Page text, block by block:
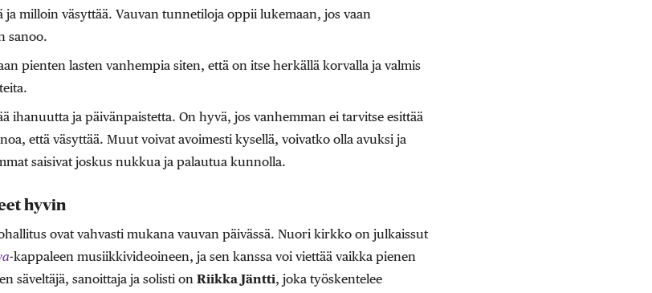
milloin väsyttää. Vauvan tunnetiloja oppii lukemaan, jos vaan
sanoo.
pienten lasten vanhempia siten, että on itse herkällä korvalla ja valmis
ihanuutta ja päivänpaistetta. On hyvä, jos vanhemman ei tarvitse esittää
että väsyttää. Muut voivat avoimesti kysellä, voivatko olla avuksi ja
saisivat joskus nukkua ja palautua kunnolla.
hyvin
ovat vahvasti mukana vauvan päivässä. Nuori kirkko on julkaissut
-kappaleen musiikkivideoineen, ja sen kanssa voi viettää vaikka pienen
säveltäjä, sanoittaja ja solisti on Riikka Jäntti, joka työskentelee